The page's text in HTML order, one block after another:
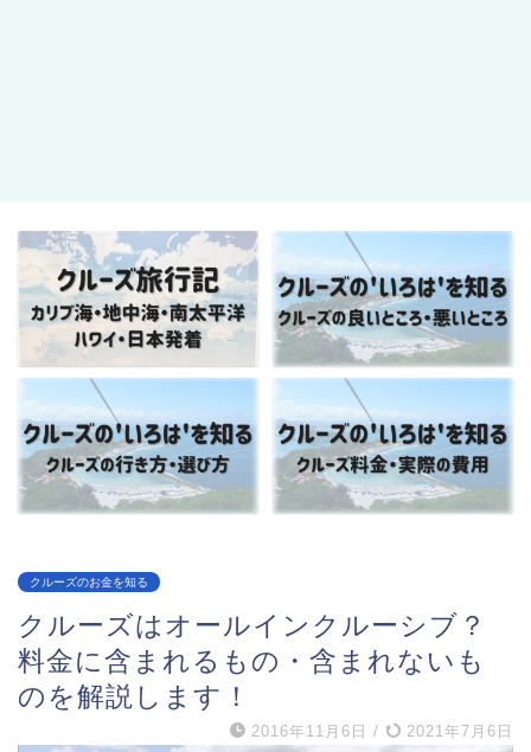
クルーズのお金を知る
クルーズはオールインクルーシブ？
料金に含まれるもの・含まれないも
のを解説します！
2016年11月6日 / 2021年7月6日